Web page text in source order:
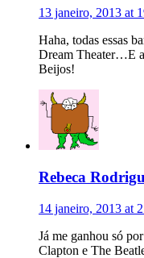
13 janeiro, 2013 at
Haha, todas essas
Dream Theater…E
Beijos!
Rebeca
14 janeiro, 2013 at
Já me ganhou só
Clapton e The